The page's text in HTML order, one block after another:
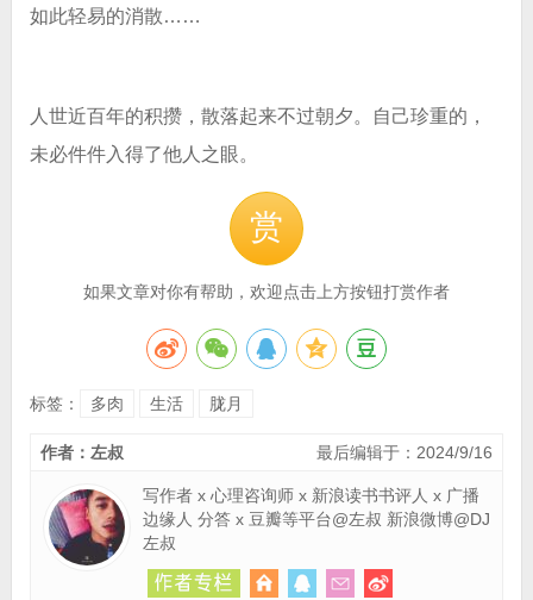
如此轻易的消散……
人世近百年的积攒，散落起来不过朝夕。自己珍重的，
未必件件入得了他人之眼。
赏
如果文章对你有帮助，欢迎点击上方按钮打赏作者
标签： 多肉 生活 胧月
最后编辑于：2024/9/16
作者：左叔
写作者 x 心理咨询师 x 新浪读书书评人 x 广播
边缘人 分答 x 豆瓣等平台@左叔 新浪微博@DJ
左叔